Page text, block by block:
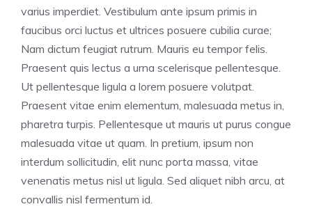
varius imperdiet. Vestibulum ante ipsum primis in
faucibus orci luctus et ultrices posuere cubilia curae;
Nam dictum feugiat rutrum. Mauris eu tempor felis.
Praesent quis lectus a urna scelerisque pellentesque.
Ut pellentesque ligula a lorem posuere volutpat.
Praesent vitae enim elementum, malesuada metus in,
pharetra turpis. Pellentesque ut mauris ut purus congue
malesuada vitae ut quam. In pretium, ipsum non
interdum sollicitudin, elit nunc porta massa, vitae
venenatis metus nisl ut ligula. Sed aliquet nibh arcu, at
convallis nisl fermentum id.